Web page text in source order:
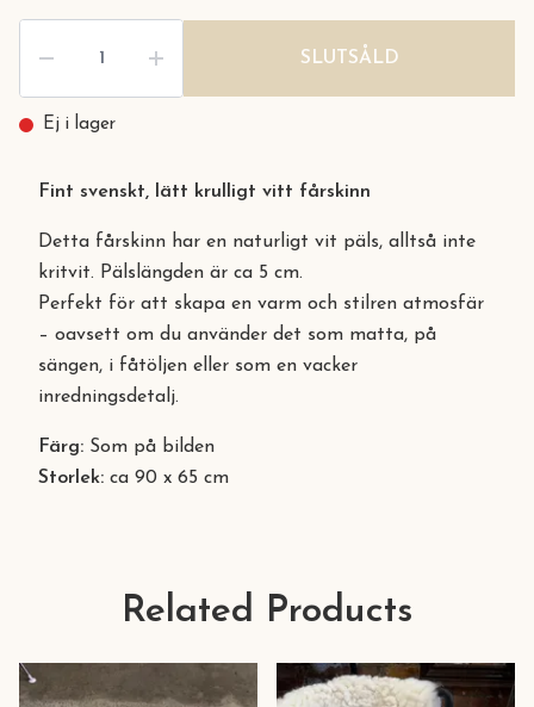
SLUTSÅLD
Ej i lager
Fint svenskt, lätt krulligt vitt fårskinn
Detta fårskinn har en naturligt vit päls, alltså inte
kritvit. Pälslängden är ca 5 cm.
Perfekt för att skapa en varm och stilren atmosfär
– oavsett om du använder det som matta, på
sängen, i fåtöljen eller som en vacker
inredningsdetalj.
Färg: Som på bilden
Storlek: ca 90 x 65 cm
Related Products